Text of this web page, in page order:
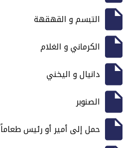
التبسم و القهقهة
الكرماني و الغلام
دانيال و اليخني
الصنوبر
حمل إلى أمير أو رئيس طعاماً